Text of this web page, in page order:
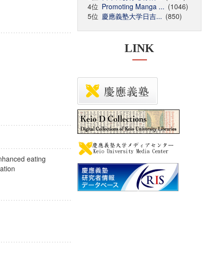
eating
4位 Promoting Manga ... (1046)
5位 慶應義塾大学日吉... (850)
LINK